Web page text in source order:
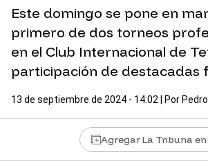
Este domingo se pone en
primero de dos torneos
en el Club Internacional de
participación de destacadas
13 de septiembre de 2024 - 14:02 | Por
Agregar La Tribuna en